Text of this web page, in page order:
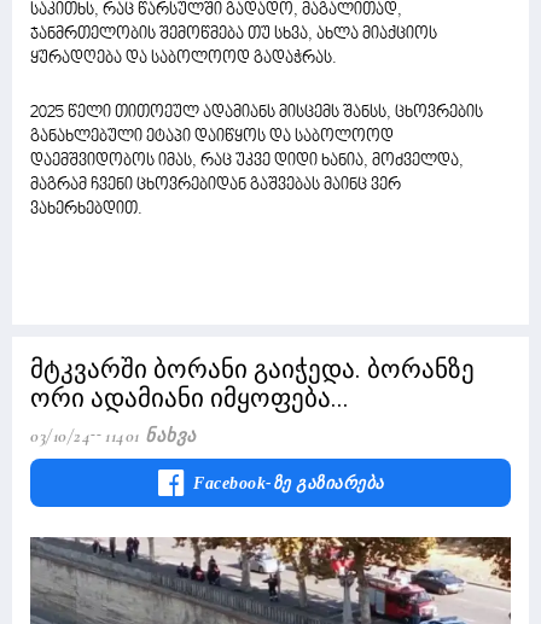
საკითხს, რაც წარსულში გადადო, მაგალითად,
ჯანმრთელობის შემოწმება თუ სხვა, ახლა მიაქციოს
ყურადღება და საბოლოოდ გადაჭრას.
2025 წელი თითოეულ ადამიანს მისცემს შანსს, ცხოვრების
განახლებული ეტაპი დაიწყოს და საბოლოოდ
დაემშვიდობოს იმას, რაც უკვე დიდი ხანია, მოძველდა,
მაგრამ ჩვენი ცხოვრებიდან გაშვებას მაინც ვერ
ვახერხებდით.
მტკვარში ბორანი გაიჭედა. ბორანზე
ორი ადამიანი იმყოფება...
03/10/24 11401 Ნახვა
Facebook-Ზე Გაზიარება